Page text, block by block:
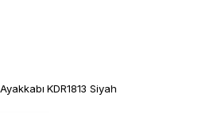
KDR1813 Siyah